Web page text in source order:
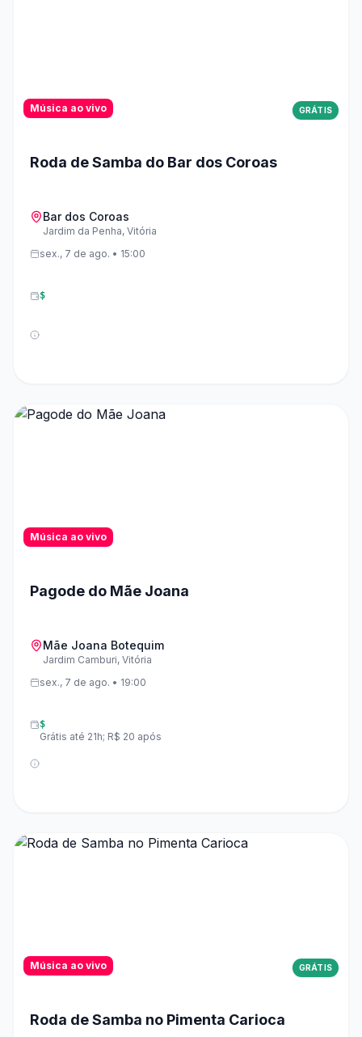
Música ao vivo GRÁTIS
Roda de Samba do Bar dos Coroas
Bar dos Coroas
Jardim da Penha, Vitória
sex., 7 de ago. • 15:00
$
Música ao vivo
Pagode do Mãe Joana
Mãe Joana Botequim
Jardim Camburi, Vitória
sex., 7 de ago. • 19:00
$
Grátis até 21h; R$ 20 após
Música ao vivo GRÁTIS
Roda de Samba no Pimenta Carioca